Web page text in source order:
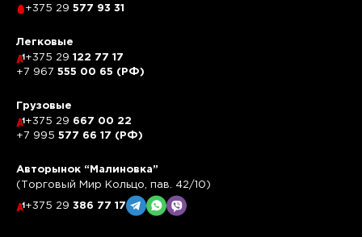
+375 29 577 93 31
Легковые
+375 29 122 77 17
+7 967 555 00 65 (РФ)
Грузовые
+375 29 667 00 22
+7 995 577 66 17 (РФ)
Авторынок “Малиновка”
(Торговый Мир Кольцо, пав. 42/10)
+375 29 386 77 17